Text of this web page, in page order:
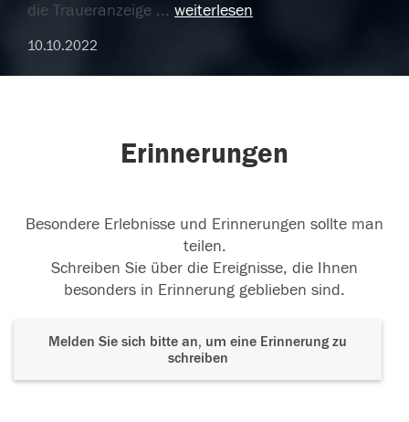
die Traueranzeige ... weiterlesen
10.10.2022
Erinnerungen
Besondere Erlebnisse und Erinnerungen sollte man
teilen.
Schreiben Sie über die Ereignisse, die Ihnen
besonders in Erinnerung geblieben sind.
Melden Sie sich bitte an, um eine Erinnerung zu
schreiben